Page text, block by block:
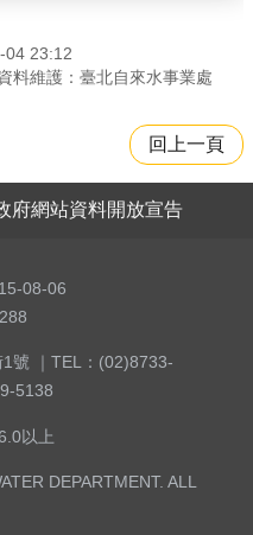
04 23:12
料維護：臺北自來水事業處
回上一頁
府網站資料開放宣告
08-06
號 ｜TEL：(02)8733-
5138
以上
DEPARTMENT. ALL